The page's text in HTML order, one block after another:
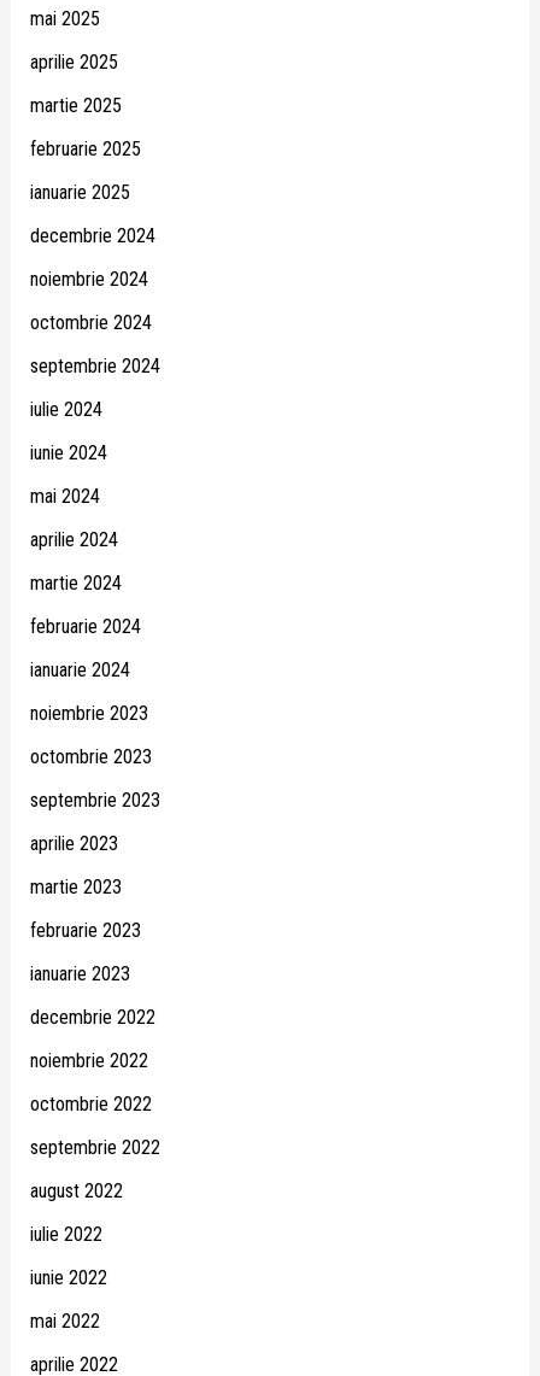
mai 2025
aprilie 2025
martie 2025
februarie 2025
ianuarie 2025
decembrie 2024
noiembrie 2024
octombrie 2024
septembrie 2024
iulie 2024
iunie 2024
mai 2024
aprilie 2024
martie 2024
februarie 2024
ianuarie 2024
noiembrie 2023
octombrie 2023
septembrie 2023
aprilie 2023
martie 2023
februarie 2023
ianuarie 2023
decembrie 2022
noiembrie 2022
octombrie 2022
septembrie 2022
august 2022
iulie 2022
iunie 2022
mai 2022
aprilie 2022